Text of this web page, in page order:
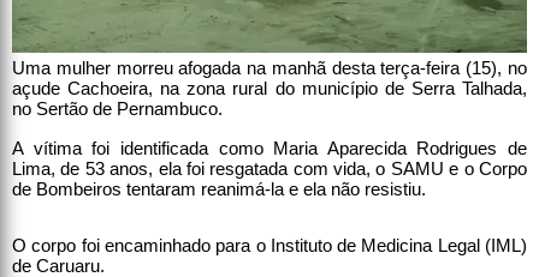
Uma mulher morreu afogada na manhã desta terça-feira (15), no
açude Cachoeira, na zona rural do município de Serra Talhada,
no Sertão de Pernambuco.
A vítima foi identificada como Maria Aparecida Rodrigues de
Lima, de 53 anos, ela foi resgatada com vida, o SAMU e o Corpo
de Bombeiros tentaram reanimá-la e ela não resistiu.
O corpo foi encaminhado para o Instituto de Medicina Legal (IML)
de Caruaru.